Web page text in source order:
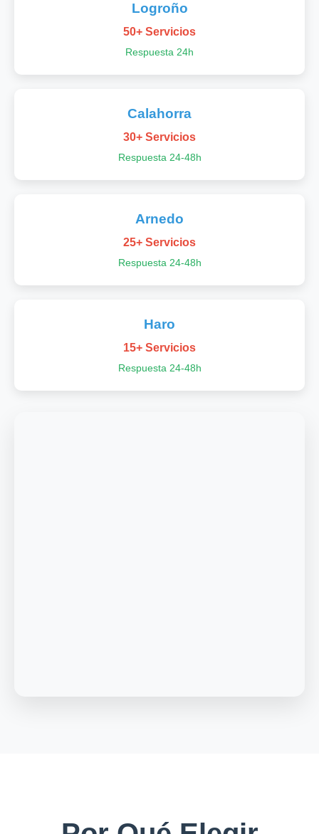
Logroño
50+ Servicios
Respuesta 24h
Calahorra
30+ Servicios
Respuesta 24-48h
Arnedo
25+ Servicios
Respuesta 24-48h
Haro
15+ Servicios
Respuesta 24-48h